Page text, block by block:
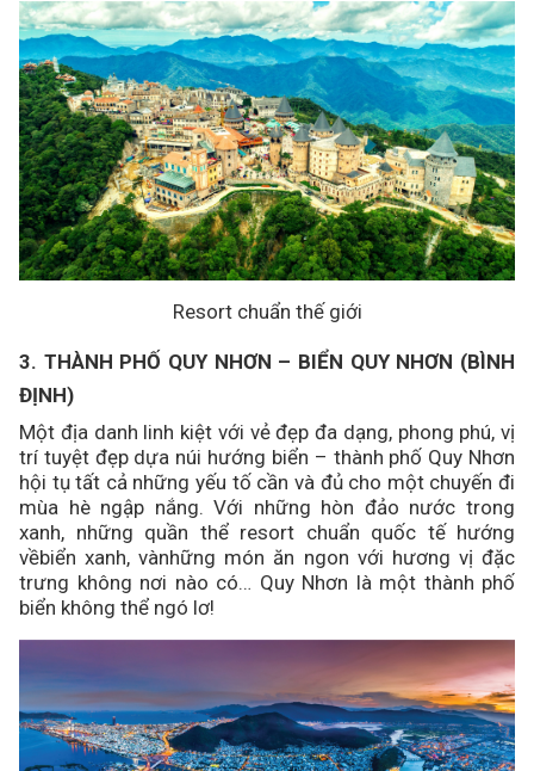
Resort chuẩn thế giới
3. THÀNH PHỐ QUY NHƠN – BIỂN QUY NHƠN (BÌNH
ĐỊNH)
Một địa danh linh kiệt với vẻ đẹp đa dạng, phong phú, vị
trí tuyệt đẹp dựa núi hướng biển – thành phố Quy Nhơn
hội tụ tất cả những yếu tố cần và đủ cho một chuyến đi
mùa hè ngập nắng. Với những hòn đảo nước trong
xanh, những quần thể resort chuẩn quốc tế hướng
vềbiển xanh, vànhững món ăn ngon với hương vị đặc
trưng không nơi nào có… Quy Nhơn là một thành phố
biển không thể ngó lơ!